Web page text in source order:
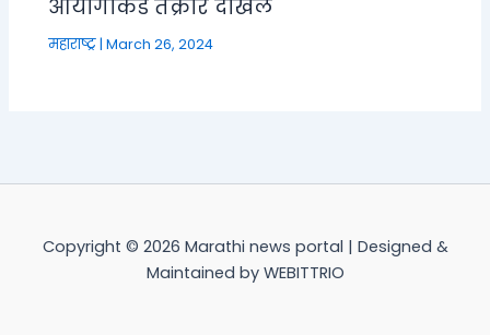
आयोगाकडे तक्रार दाखल
महाराष्ट्र|March 26, 2024
Copyright © 2026 Marathi news portal | Designed &
Maintained by WEBITTRIO